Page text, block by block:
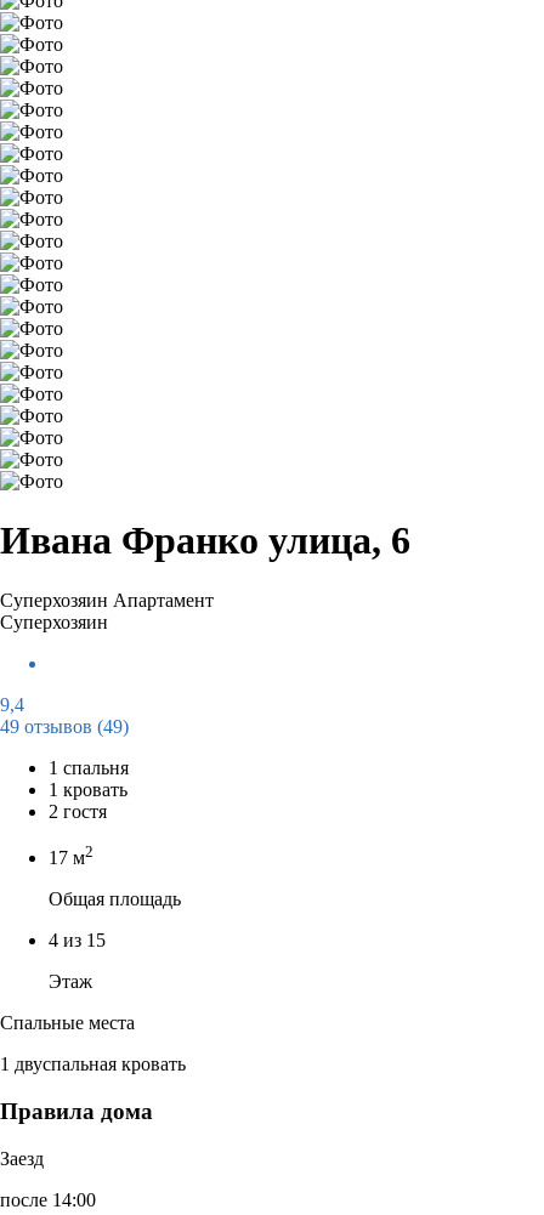
Ивана Франко улица, 6
Суперхозяин Апартамент
Суперхозяин
9,4
49 отзывов (49)
1 спальня
1 кровать
2 гостя
17 м2
Общая площадь
4 из 15
Этаж
Спальные места
1 двуспальная кровать
Правила дома
Заезд
после 14:00